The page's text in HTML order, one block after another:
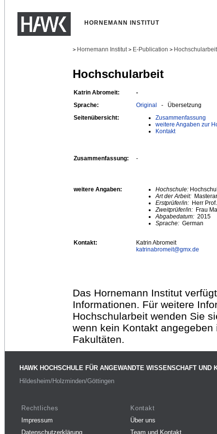
HORNEMANN INSTITUT
> Hornemann Institut > E-Publication >
Hochschularbeit
Katrin Abromeit:
-
Sprache:
Original - Übersetzung
Seitenübersicht:
Zusammenfassung
weitere Angaben zur
Kontakt
Zusammenfassung: -
weitere Angaben: Hochschule:
Art der Arbeit:
Erstprüfer/in: Herr
Zweitprüfer/in: Frau
Abgabedatum: 2015
Sprache: German
Kontakt:
Katrin Abromeit
katrinabromeit@gmx.de
Das Hornemann Institut
Informationen. Für weitere
Hochschularbeit wenden Sie
wenn kein Kontakt
Fakultäten.
HAWK HOCHSCHULE FÜR ANGEWANDTE WISSENSCHAFT UND
Hildesheim/Holzminden/Göttingen
Rechtliches
Impressum
Datenschutzerklärung
Kontakt
Über uns
Team und Kontakt